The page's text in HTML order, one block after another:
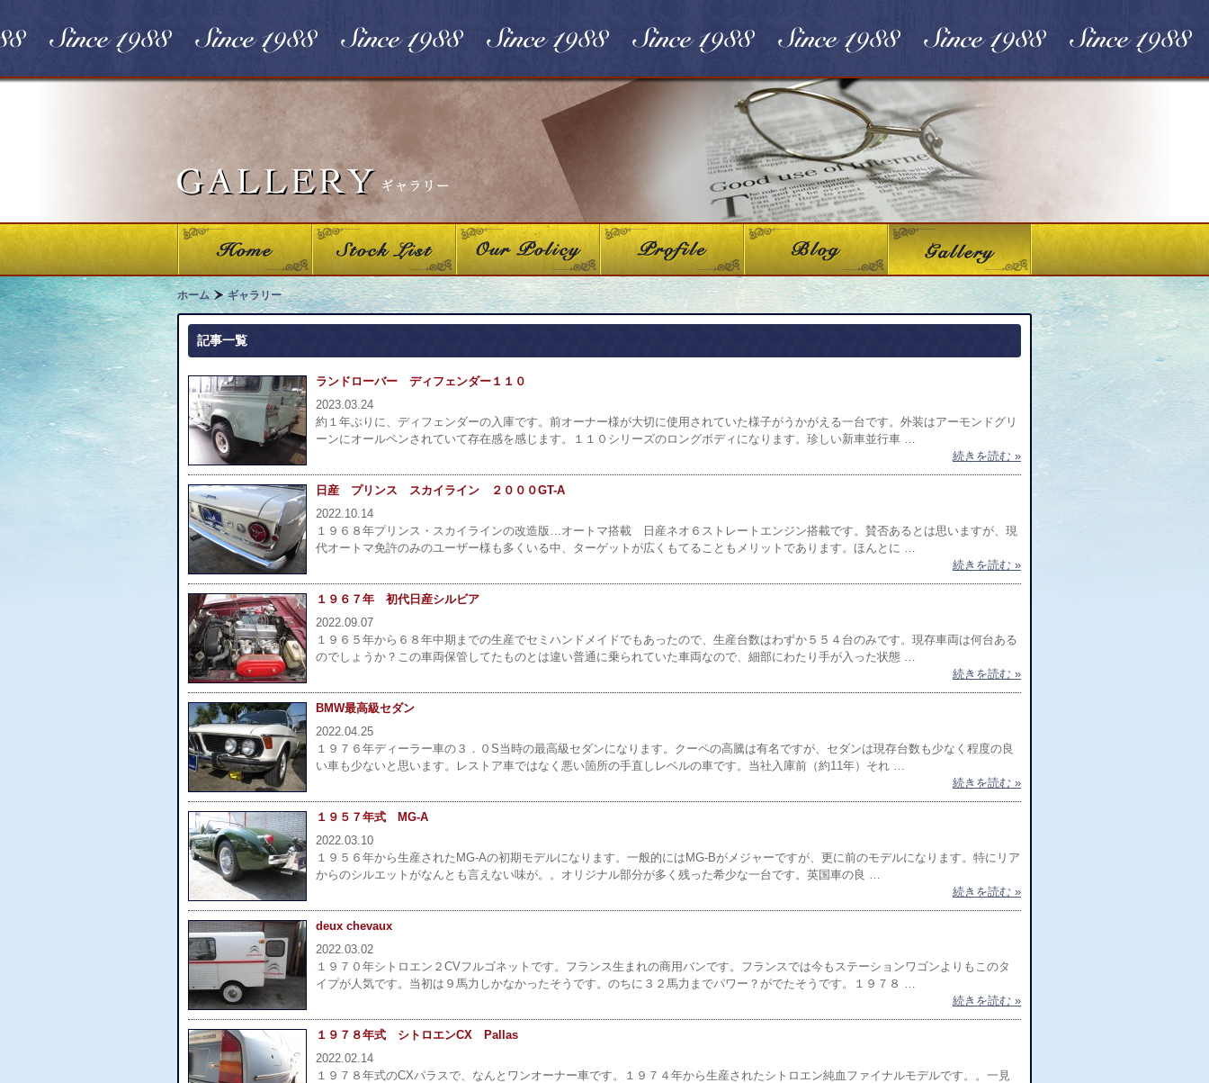
ホーム ギャラリー
記事一覧
ランドローバー ディフェンダー１１０
2023.03.24
約１年ぶりに、ディフェンダーの入庫です。前オーナー様が大切に使用されていた様子がうかがえる一台です。外装はアーモンドグリ
ーンにオールペンされていて存在感を感じます。１１０シリーズのロングボディになります。珍しい新車並行車 …
続きを読む »
日産 プリンス スカイライン ２０００GT-A
2022.10.14
１９６８年プリンス・スカイラインの改造版…オートマ搭載 日産ネオ６ストレートエンジン搭載です。賛否あるとは思いますが、現
代オートマ免許のみのユーザー様も多くいる中、ターゲットが広くもてることもメリットであります。ほんとに …
続きを読む »
１９６７年 初代日産シルビア
2022.09.07
１９６５年から６８年中期までの生産でセミハンドメイドでもあったので、生産台数はわずか５５４台のみです。現存車両は何台ある
のでしょうか？この車両保管してたものとは違い普通に乗られていた車両なので、細部にわたり手が入った状態 …
続きを読む »
BMW最高級セダン
2022.04.25
１９７６年ディーラー車の３．０S当時の最高級セダンになります。クーペの高騰は有名ですが、セダンは現存台数も少なく程度の良
い車も少ないと思います。レストア車ではなく悪い箇所の手直しレベルの車です。当社入庫前（約11年）それ …
続きを読む »
１９５７年式 MG-A
2022.03.10
１９５６年から生産されたMG-Aの初期モデルになります。一般的にはMG-Bがメジャーですが、更に前のモデルになります。特にリア
からのシルエットがなんとも言えない味が。。オリジナル部分が多く残った希少な一台です。英国車の良 …
続きを読む »
deux chevaux
2022.03.02
１９７０年シトロエン２CVフルゴネットです。フランス生まれの商用バンです。フランスでは今もステーションワゴンよりもこのタ
イプが人気です。当初は９馬力しかなかったそうです。のちに３２馬力までパワー？がでたそうです。１９７８ …
続きを読む »
１９７８年式 シトロエンCX Pallas
2022.02.14
１９７８年式のCXパラスで、なんとワンオーナー車です。１９７４年から生産されたシトロエン純血ファイナルモデルです。。一見